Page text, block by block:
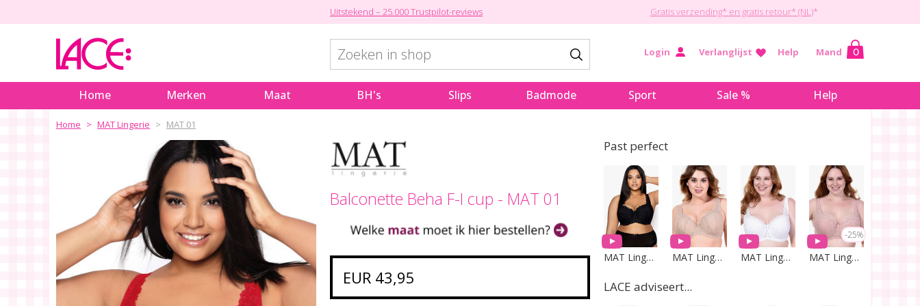
Uitstekend – 25.000 Trustpilot-reviews Gratis verzending* en gratis retour* (NL)*
Mand 0
Help
Verlanglijst
Login
Home Merken Maat BH's Slips Badmode Sport Sale % Help
Home MAT Lingerie MAT 01
Balconette Beha F-I cup - MAT 01
EUR 43,95
Past perfect
MAT Lingerie MAT Lingerie MAT Lingerie
-25%
MAT Lingerie
LACE adviseert...